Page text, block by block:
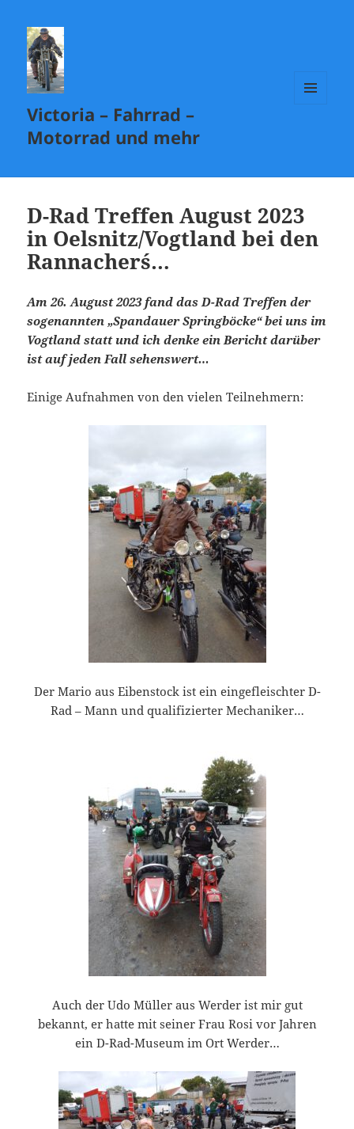
Victoria – Fahrrad –
Motorrad und mehr
D-Rad Treffen August 2023
in Oelsnitz/Vogtland bei den
Rannacher´s…
Am 26. August 2023 fand das D-Rad Treffen der
sogenannten „Spandauer Springböcke“ bei uns im
Vogtland statt und ich denke ein Bericht darüber
ist auf jeden Fall sehenswert…
Einige Aufnahmen von den vielen Teilnehmern:
Der Mario aus Eibenstock ist ein eingefleischter D-
Rad – Mann und qualifizierter Mechaniker…
Auch der Udo Müller aus Werder ist mir gut
bekannt, er hatte mit seiner Frau Rosi vor Jahren
ein D-Rad-Museum im Ort Werder…